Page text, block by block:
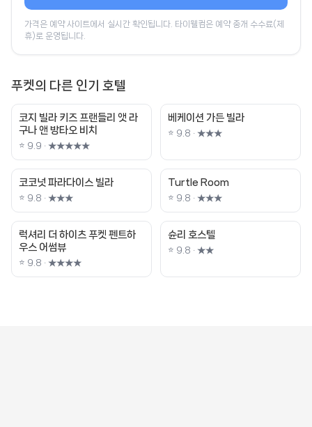
가격은 예약 사이트에서 실시간 확인됩니다. 타이웰컴은 예약 중개 수수료(제
휴)로 운영됩니다.
푸켓의 다른 인기 호텔
코지 빌라 키즈 프랜들리 앳 라
구나 앤 방타오 비치
⭐ 9.9 · ★★★★★
베케이션 가든 빌라
⭐ 9.8 · ★★★
코코넛 파라다이스 빌라
⭐ 9.8 · ★★★
Turtle Room
⭐ 9.8 · ★★★
럭셔리 더 하이츠 푸켓 펜트하
우스 어썸뷰
⭐ 9.8 · ★★★★
슌리 호스텔
⭐ 9.8 · ★★